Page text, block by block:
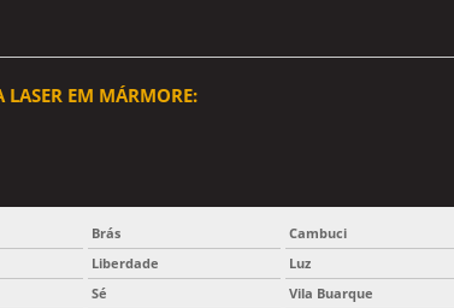
LASER EM MÁRMORE:
Brás Cambuci
Liberdade Luz
Sé Vila Buarque